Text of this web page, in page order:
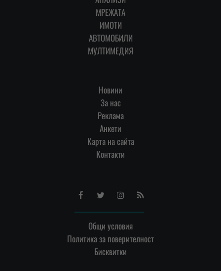
МРЕЖАТА
ИМОТИ
АВТОМОБИЛИ
МУЛТИМЕДИЯ
Новини
За нас
Реклама
Анкети
Карта на сайта
Контакти
FacebookTwitterInstagram
RSS
Общи условия
Политика за поверителност
Бисквитки